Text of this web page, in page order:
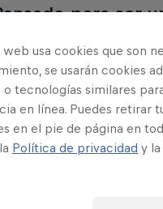
para ser
Ogier ganó
masivos
event
web usa cookies que son
se usarán cookies
tecnologías similares
en línea. Puedes retirar
en el pie de página en
Política de privacidad y